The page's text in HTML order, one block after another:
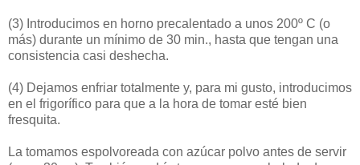
(3) Introducimos en horno precalentado a unos 200º C (o
más) durante un mínimo de 30 min., hasta que tengan una
consistencia casi deshecha.
(4) Dejamos enfriar totalmente y, para mi gusto, introducimos
en el frigorífico para que a la hora de tomar esté bien
fresquita.
La tomamos espolvoreada con azúcar polvo antes de servir